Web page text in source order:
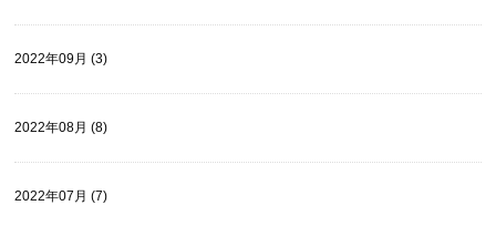
2022年09月 (3)
2022年08月 (8)
2022年07月 (7)